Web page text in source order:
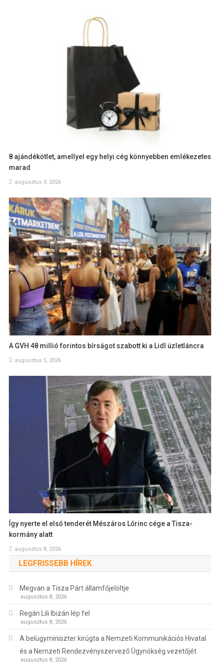
8 ajándékötlet, amellyel egy helyi cég könnyebben emlékezetes
marad
augusztus 3, 2026
A GVH 48 millió forintos bírságot szabott ki a Lidl üzletláncra
augusztus 5, 2026
Így nyerte el első tenderét Mészáros Lőrinc cége a Tisza-
kormány alatt
augusztus 8, 2026
LEGFRISSEBB HÍREK
Megvan a Tisza Párt államfőjelöltje
augusztus 8, 2026
Regán Lili Ibizán lép fel
augusztus 8, 2026
A belügyminiszter kirúgta a Nemzeti Kommunikációs Hivatal
és a Nemzeti Rendezvényszervező Ügynökség vezetőjét
augusztus 8, 2026